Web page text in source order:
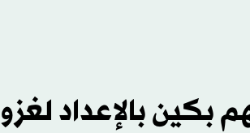
بكين بالإعداد لغزو